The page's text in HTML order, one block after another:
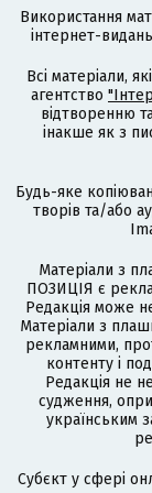
Використання
інтернет-
Всі матеріали,
агентство
відтворенню
інакше як з
Будь-яке
творів та/або
Матеріали з
ПОЗИЦІЯ є
Редакція може
Матеріали з
рекламними,
контенту і
Редакція не
судження,
українським
Cубєкт у сфері